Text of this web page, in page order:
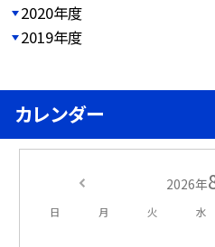
2020年度
2019年度
カレンダー
2026年
日 月 火 水